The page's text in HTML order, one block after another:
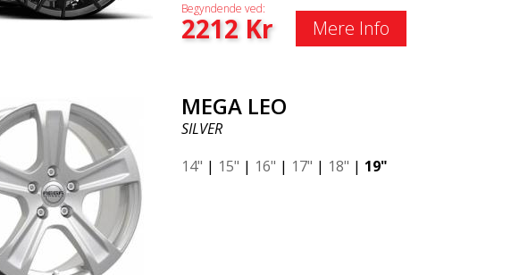
Begyndende ved:
2212Kr Mere Info
MEGA LEO
SILVER
14" | 15" | 16" | 17" | 18" | 19"